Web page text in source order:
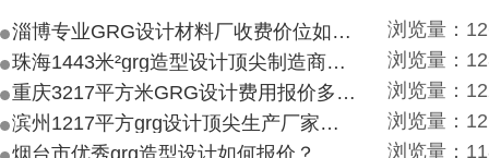
淄博专业GRG设计材料厂收费价位如何？
浏览量：
珠海1443米²grg造型设计顶尖制造商付费付费多少？
浏览量：
重庆3217平方米GRG设计费用报价多少？
浏览量：
滨州1217平方grg设计顶尖生产厂家价目如何？
浏览量：
烟台市优秀grg造型设计如何报价？
浏览量：